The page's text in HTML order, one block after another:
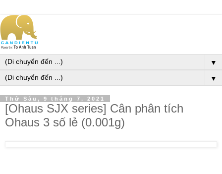
▼
▼
Thứ Sáu, 9 tháng 7, 2021
[Ohaus SJX series] Cân phân tích
Ohaus 3 số lẻ (0.001g)